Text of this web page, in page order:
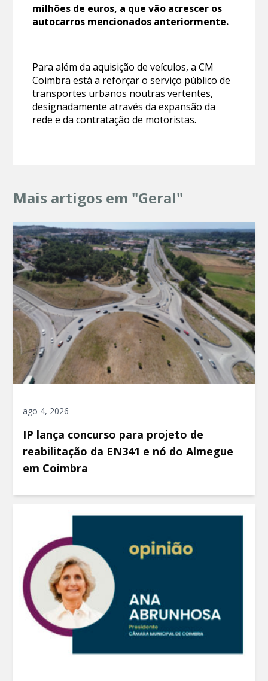
milhões de euros, a que vão acrescer os
autocarros mencionados anteriormente.
Para além da aquisição de veículos, a CM
Coimbra está a reforçar o serviço público de
transportes urbanos noutras vertentes,
designadamente através da expansão da
rede e da contratação de motoristas.
Mais artigos em "Geral"
ago 4, 2026
IP lança concurso para projeto de
reabilitação da EN341 e nó do Almegue
em Coimbra